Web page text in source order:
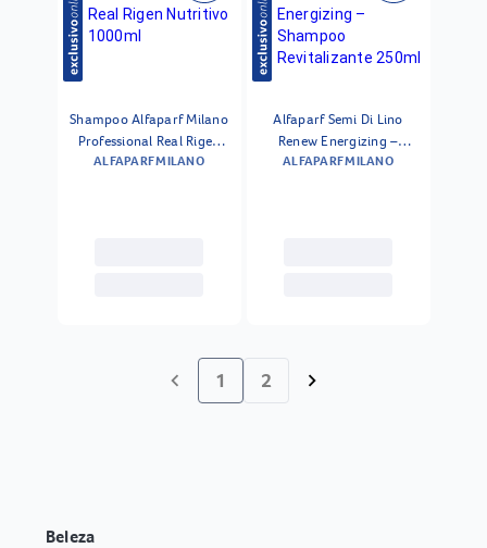
Shampoo Alfaparf Milano
Professional Real Rigen
Nutritivo 1000ml
ALFAPARF MILANO
Alfaparf Semi Di Lino
Renew Energizing –
Shampoo Revitalizante
ALFAPARF MILANO
chevron_left 1 2 chevron_right
Beleza